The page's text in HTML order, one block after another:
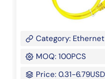
Category:
MOQ: 100PCS
Price: 0.31-6.79USD